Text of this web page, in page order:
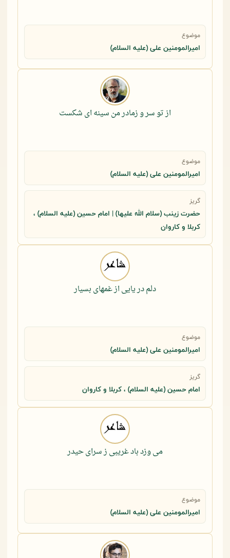
موضوع
امیرالمومنین علی (علیه السلام)
از تو سر و زمادر من سینه ای شکست
موضوع
امیرالمومنین علی (علیه السلام)
گریز
حضرت زینب (سلام الله علیها) | امام حسین (علیه السلام) ،
کربلا و کاروان
دلم در یایی از غمهای بسیار
موضوع
امیرالمومنین علی (علیه السلام)
گریز
امام حسین (علیه السلام) ، کربلا و کاروان
می وزد باد غریبی ز سرای حیدر
موضوع
امیرالمومنین علی (علیه السلام)